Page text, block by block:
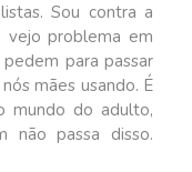
Sou contra a
vejo problema em
para passar
mães usando. É
mundo do adulto,
não passa disso.